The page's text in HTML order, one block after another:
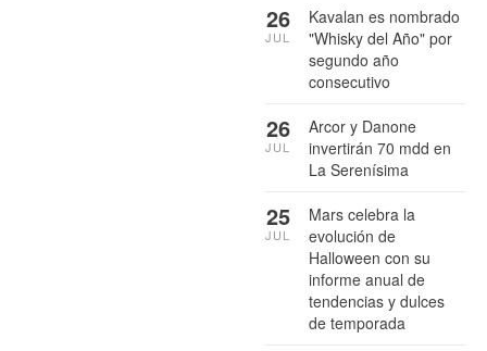
Kavalan es nombrado
"Whisky del Año" por
segundo año
consecutivo
26
JUL
Arcor y Danone
invertirán 70 mdd en
La Serenísima
26
JUL
Mars celebra la
evolución de
Halloween con su
informe anual de
tendencias y dulces
de temporada
25
JUL